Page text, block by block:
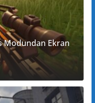
Modundan Ekran